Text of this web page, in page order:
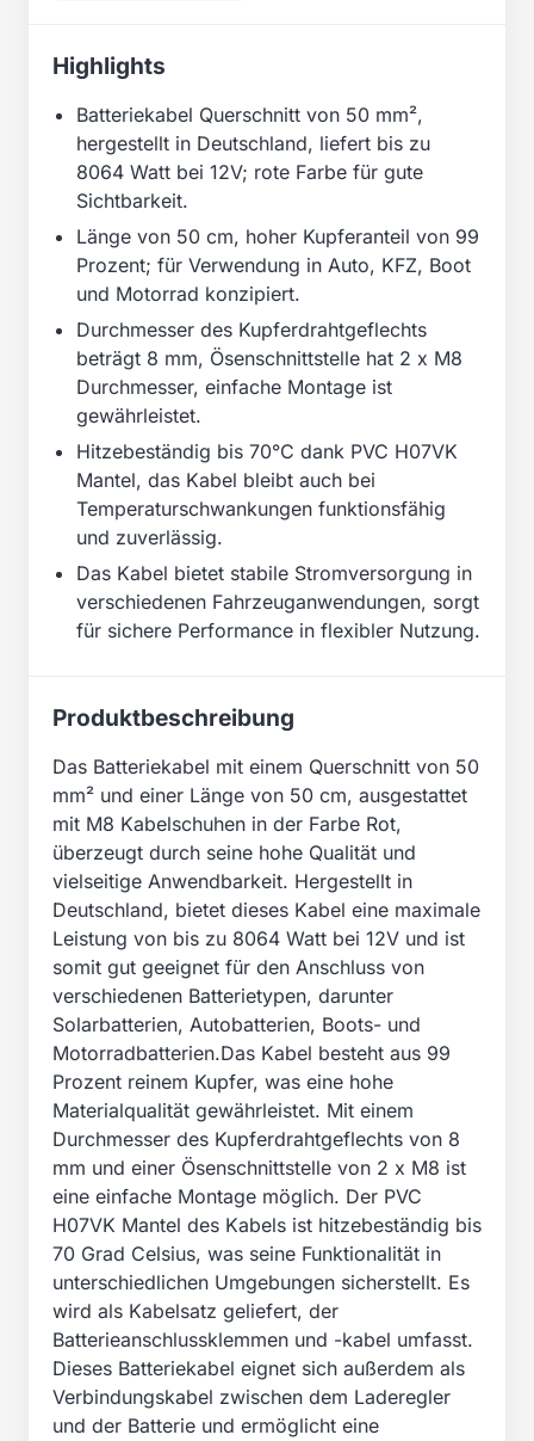
Highlights
Batteriekabel Querschnitt von 50 mm²,
hergestellt in Deutschland, liefert bis zu
8064 Watt bei 12V; rote Farbe für gute
Sichtbarkeit.
Länge von 50 cm, hoher Kupferanteil von 99
Prozent; für Verwendung in Auto, KFZ, Boot
und Motorrad konzipiert.
Durchmesser des Kupferdrahtgeflechts
beträgt 8 mm, Ösenschnittstelle hat 2 x M8
Durchmesser, einfache Montage ist
gewährleistet.
Hitzebeständig bis 70°C dank PVC H07VK
Mantel, das Kabel bleibt auch bei
Temperaturschwankungen funktionsfähig
und zuverlässig.
Das Kabel bietet stabile Stromversorgung in
verschiedenen Fahrzeuganwendungen, sorgt
für sichere Performance in flexibler Nutzung.
Produktbeschreibung
Das Batteriekabel mit einem Querschnitt von 50
mm² und einer Länge von 50 cm, ausgestattet
mit M8 Kabelschuhen in der Farbe Rot,
überzeugt durch seine hohe Qualität und
vielseitige Anwendbarkeit. Hergestellt in
Deutschland, bietet dieses Kabel eine maximale
Leistung von bis zu 8064 Watt bei 12V und ist
somit gut geeignet für den Anschluss von
verschiedenen Batterietypen, darunter
Solarbatterien, Autobatterien, Boots- und
Motorradbatterien.Das Kabel besteht aus 99
Prozent reinem Kupfer, was eine hohe
Materialqualität gewährleistet. Mit einem
Durchmesser des Kupferdrahtgeflechts von 8
mm und einer Ösenschnittstelle von 2 x M8 ist
eine einfache Montage möglich. Der PVC
H07VK Mantel des Kabels ist hitzebeständig bis
70 Grad Celsius, was seine Funktionalität in
unterschiedlichen Umgebungen sicherstellt. Es
wird als Kabelsatz geliefert, der
Batterieanschlussklemmen und -kabel umfasst.
Dieses Batteriekabel eignet sich außerdem als
Verbindungskabel zwischen dem Laderegler
und der Batterie und ermöglicht eine